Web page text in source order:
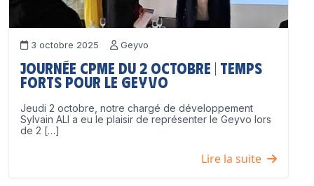
3 octobre 2025 Geyvo
Journée CPME du 2 octobre | Temps
forts pour le GEYVO
Jeudi 2 octobre, notre chargé de développement
Sylvain ALI a eu le plaisir de représenter le Geyvo lors
de 2 […]
Lire la suite